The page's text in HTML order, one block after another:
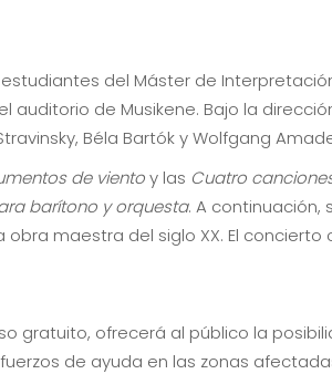
estudiantes del Máster de
auditorio de Musikene. Bajo la
Béla Bartók y Wolfgang
de vientoy las Cuatro
barítono y orquesta. A continuación,
obra maestra del siglo XX. El
gratuito, ofrecerá al público la
de ayuda en las zonas